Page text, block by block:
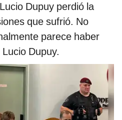
Dupuy perdió la
que sufrió. No
parece haber
Dupuy.